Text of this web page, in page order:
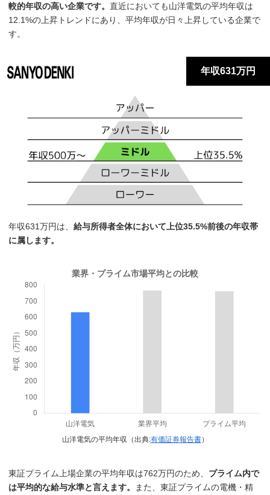
較的年収の高い企業です。直近においても山洋電気の平均年収は
12.1%の上昇トレンドにあり、平均年収が日々上昇している企業で
す。
年収631万円
年収631万円は、給与所得者全体において上位35.5%前後の年収帯
に属します。
山洋電気の平均年収（出典:有価証券報告書）
東証プライム上場企業の平均年収は762万円のため、 プライム内で
は平均的な給与水準と言えます。
また、東証プライムの電機・精